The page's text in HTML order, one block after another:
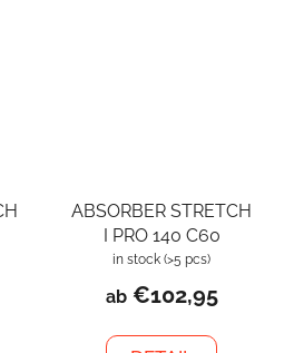
ABSORBER STRETCH
I PRO 140 C60
in stock (>5 pcs)
ab€102,95